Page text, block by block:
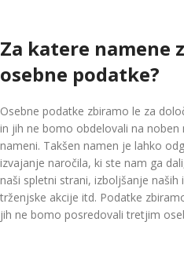
Za katere namene
osebne podatke?
Osebne podatke zbiramo le za
in jih ne bomo obdelovali na noben
nameni. Takšen namen je lahko
izvajanje naročila, ki ste nam ga
naši spletni strani, izboljšanje
trženjske akcije itd. Podatke
jih ne bomo posredovali tretjim